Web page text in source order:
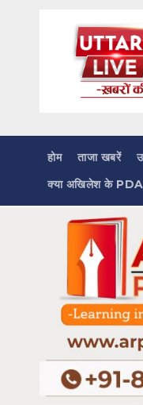
होम ताजा खबरें
क्या अखिलेश के PDA